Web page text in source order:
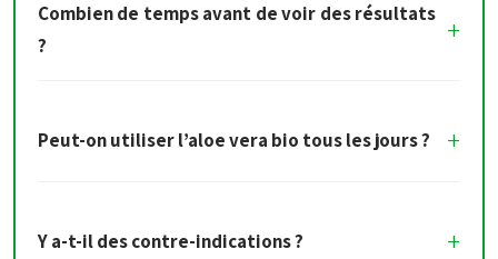
Combien de temps avant de voir des résultats
?
Peut-on utiliser l’aloe vera bio tous les jours ?
Y a-t-il des contre-indications ?